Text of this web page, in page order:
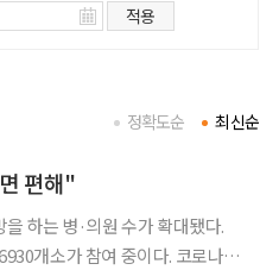
적용
최신순
정확도순
편해"
하는 병·의원 수가 확대됐다.
소가 참여 중이다. 코로나